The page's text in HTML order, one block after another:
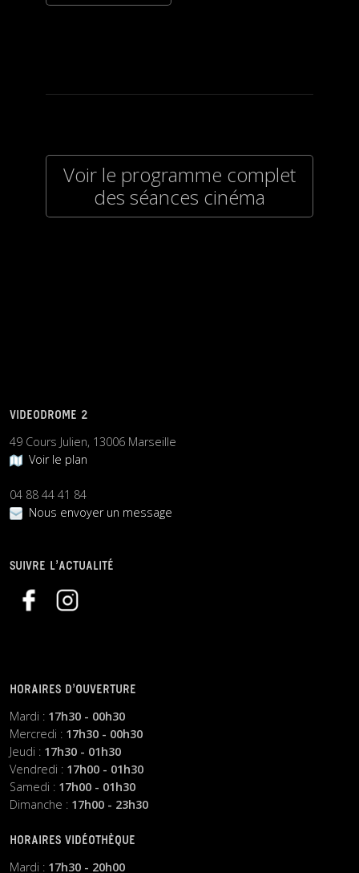
Voir le programme complet
des séances cinéma
VIDEODROME 2
49 Cours Julien, 13006 Marseille
Voir le plan
04 88 44 41 84
Nous envoyer un message
SUIVRE L’ACTUALITÉ
HORAIRES D’OUVERTURE
Mardi : 17h30 - 00h30
Mercredi : 17h30 - 00h30
Jeudi : 17h30 - 01h30
Vendredi : 17h00 - 01h30
Samedi : 17h00 - 01h30
Dimanche : 17h00 - 23h30
HORAIRES VIDÉOTHÈQUE
Mardi : 17h30 - 20h00